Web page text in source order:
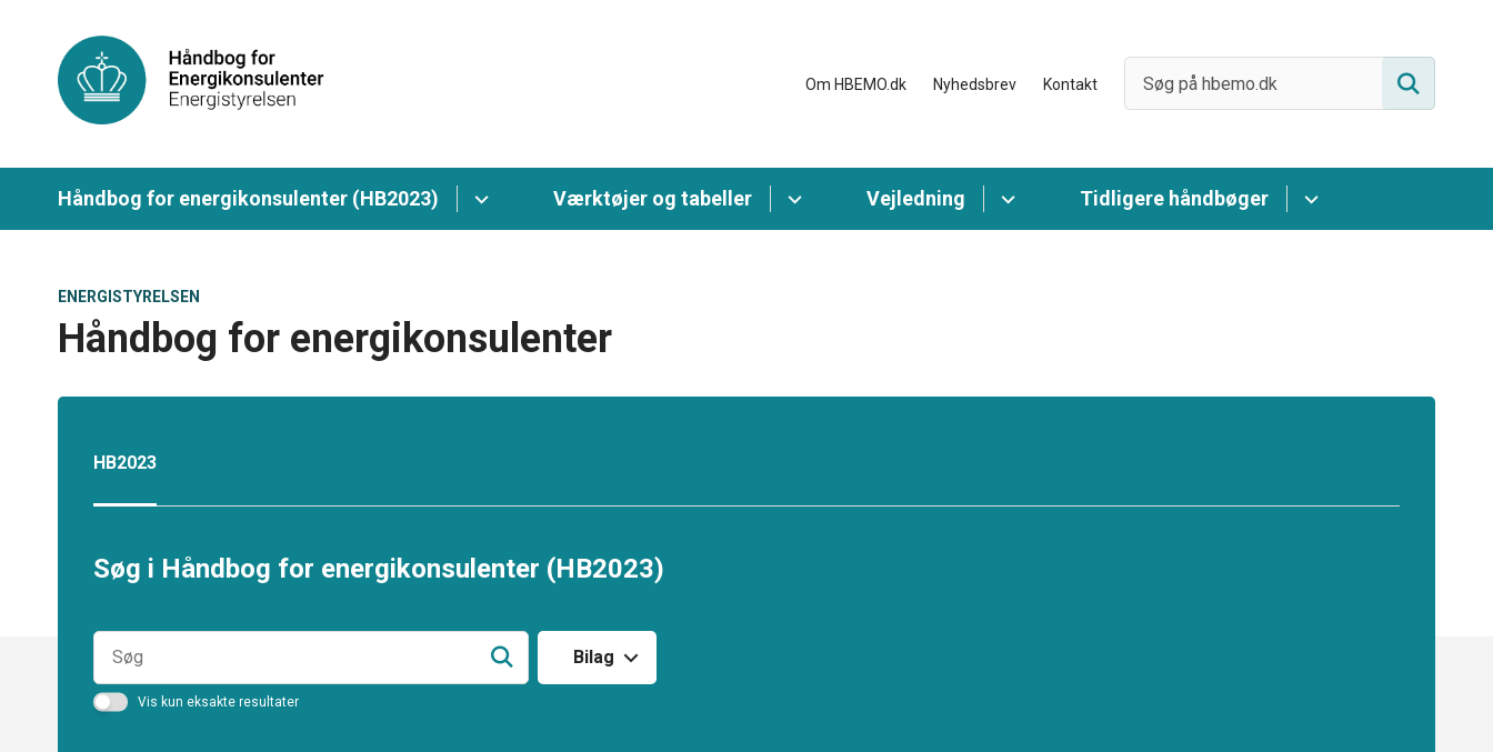
Om HBEMO.dk Nyhedsbrev Kontakt
Håndbog for energikonsulenter (HB2023) Værktøjer og tabeller Vejledning Tidligere håndbøger
ENERGISTYRELSEN
Håndbog for energikonsulenter
HB2023
Søg i Håndbog for energikonsulenter (HB2023)
Vis kun eksakte resultater
Bilag